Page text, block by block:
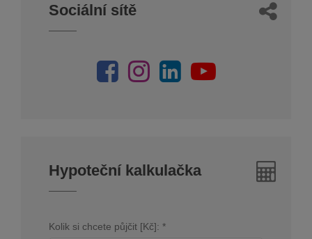
Sociální sítě
Hypoteční kalkulačka
Kolik si chcete půjčit [Kč]: *